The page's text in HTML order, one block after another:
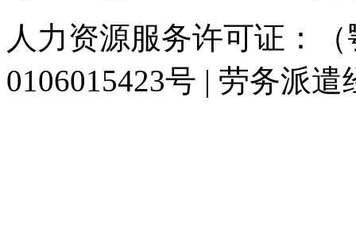
人力资源服务许可证：
0106015423号 | 劳务派